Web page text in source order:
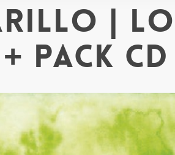
|
+ Pack